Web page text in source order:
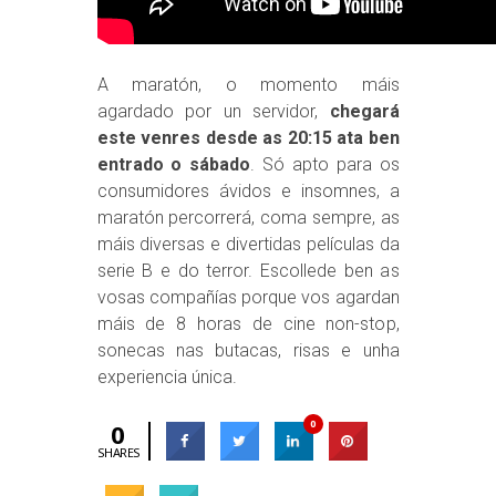
A maratón, o momento máis
agardado por un servidor, chegará
este venres desde as 20:15 ata ben
entrado o sábado. Só apto para os
consumidores ávidos e insomnes, a
maratón percorrerá, coma sempre, as
máis diversas e divertidas películas da
serie B e do terror. Escollede ben as
vosas compañías porque vos agardan
máis de 8 horas de cine non-stop,
sonecas nas butacas, risas e unha
experiencia única.
0
SHARES
0